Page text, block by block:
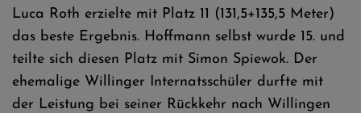
Luca Roth erzielte mit Platz 11 (131,5+135,5 Meter)
das beste Ergebnis. Hoffmann selbst wurde 15. und
teilte sich diesen Platz mit Simon Spiewok. Der
ehemalige Willinger Internatsschüler durfte mit
der Leistung bei seiner Rückkehr nach Willingen